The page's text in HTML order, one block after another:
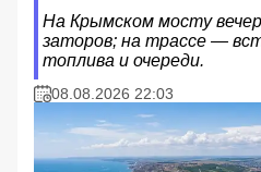
На Крымском мосту
заторов; на трассе —
топлива и очереди.
08.08.2026 22:03